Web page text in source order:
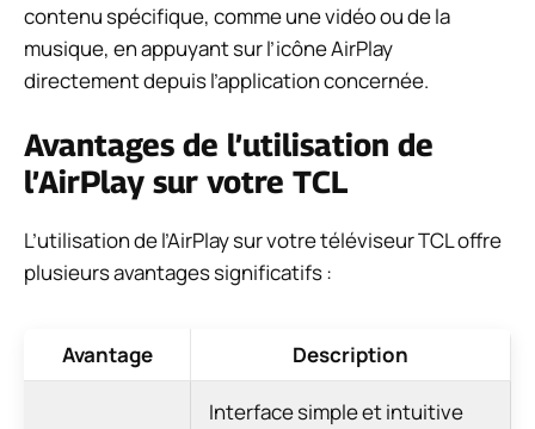
contenu spécifique, comme une vidéo ou de la
musique, en appuyant sur l’icône AirPlay
directement depuis l’application concernée.
Avantages de l’utilisation de
l’AirPlay sur votre TCL
L’utilisation de l’AirPlay sur votre téléviseur TCL offre
plusieurs avantages significatifs :
Avantage Description
Interface simple et intuitive